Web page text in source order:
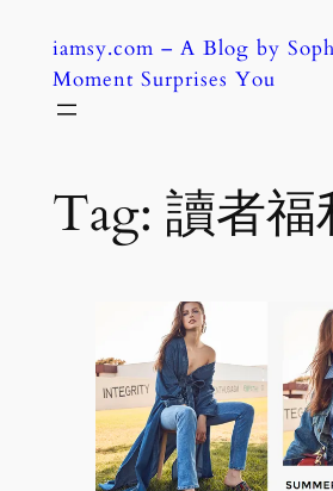
content
iamsy.com – A Blog by
Moment Surprises You
Tag: 讀者福